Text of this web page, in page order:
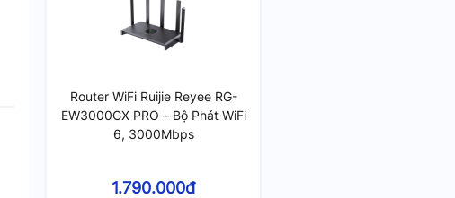
Router WiFi Ruijie Reyee RG-
EW3000GX PRO – Bộ Phát WiFi
6, 3000Mbps
1.790.000đ